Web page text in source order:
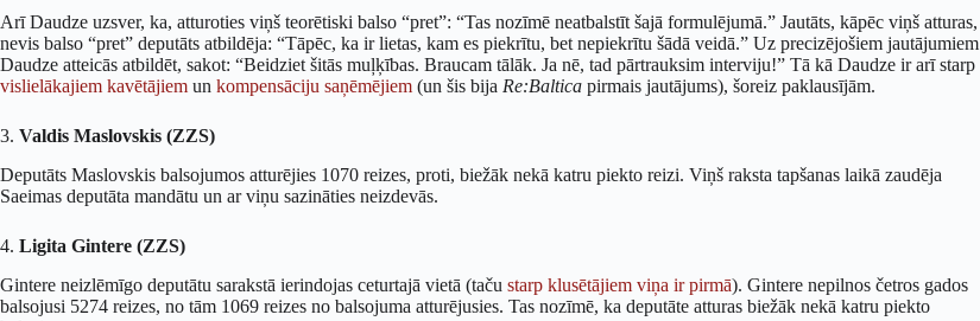
Arī Daudze uzsver, ka, atturoties viņš teorētiski balso “pret”: “Tas nozīmē neatbalstīt šajā formulējumā.” Jautāts, kāpēc viņš atturas,
nevis balso “pret” deputāts atbildēja: “Tāpēc, ka ir lietas, kam es piekrītu, bet nepiekrītu šādā veidā.” Uz precizējošiem jautājumiem
Daudze atteicās atbildēt, sakot: “Beidziet šitās muļķības. Braucam tālāk. Ja nē, tad pārtrauksim interviju!” Tā kā Daudze ir arī starp
vislielākajiem kavētājiem un kompensāciju saņēmējiem (un šis bija Re:Baltica pirmais jautājums), šoreiz paklausījām.
3. Valdis Maslovskis (ZZS)
Deputāts Maslovskis balsojumos atturējies 1070 reizes, proti, biežāk nekā katru piekto reizi. Viņš raksta tapšanas laikā zaudēja
Saeimas deputāta mandātu un ar viņu sazināties neizdevās.
4. Ligita Gintere (ZZS)
Gintere neizlēmīgo deputātu sarakstā ierindojas ceturtajā vietā (taču starp klusētājiem viņa ir pirmā). Gintere nepilnos četros gados
balsojusi 5274 reizes, no tām 1069 reizes no balsojuma atturējusies. Tas nozīmē, ka deputāte atturas biežāk nekā katru piekto